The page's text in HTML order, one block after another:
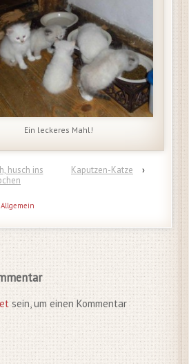
Ein leckeres Mahl!
husch ins
Kaputzen-Katze ›
Allgemein
sein, um einen Kommentar